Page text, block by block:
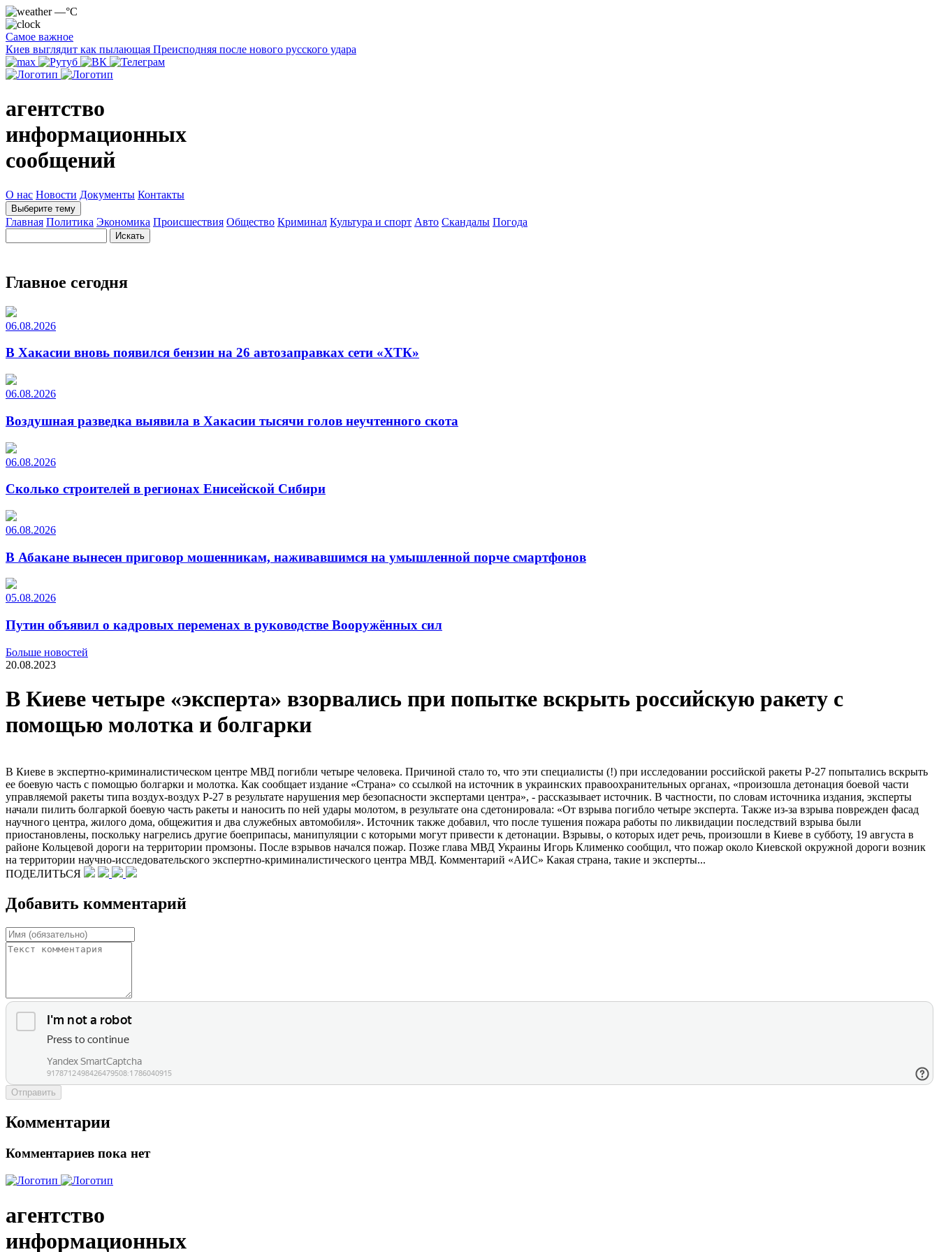
—°C
Самое важное
Киев выглядит как пылающая Преисподняя после нового русского удара
агентство
информационных
сообщений
О нас Новости Документы Контакты
Выберите тему
Главная Политика Экономика Происшествия Общество Криминал Культура и спорт Авто Скандалы Погода
Главное сегодня
06.08.2026
В Хакасии вновь появился бензин на 26 автозаправках сети «ХТК»
06.08.2026
Воздушная разведка выявила в Хакасии тысячи голов неучтенного скота
06.08.2026
Сколько строителей в регионах Енисейской Сибири
06.08.2026
В Абакане вынесен приговор мошенникам, наживавшимся на умышленной порче смартфонов
05.08.2026
Путин объявил о кадровых переменах в руководстве Вооружённых сил
Больше новостей
20.08.2023
В Киеве четыре «эксперта» взорвались при попытке вскрыть российскую ракету с
помощью молотка и болгарки
В Киеве в экспертно-​криминалистическом центре МВД погибли четыре человека. Причиной стало то, что эти специалисты (!) при исследовании российской ракеты Р-27 попытались вскрыть
ее боевую часть с помощью болгарки и молотка. Как сообщает издание «Страна» со ссылкой на источник в украинских правоохранительных органах, «произошла детонация боевой части
управляемой ракеты типа воздух-​воздух Р-27 в результате нарушения мер безопасности экспертами центра», - рассказывает источник. В частности, по словам источника издания, эксперты
начали пилить болгаркой боевую часть ракеты и наносить по ней удары молотом, в результате она сдетонировала: «От взрыва погибло четыре эксперта. Также из-за взрыва поврежден фасад
научного центра, жилого дома, общежития и два служебных автомобиля». Источник также добавил, что после тушения пожара работы по ликвидации последствий взрыва были
приостановлены, поскольку нагрелись другие боеприпасы, манипуляции с которыми могут привести к детонации. Взрывы, о которых идет речь, произошли в Киеве в субботу, 19 августа в
районе Кольцевой дороги на территории промзоны. После взрывов начался пожар. Позже глава МВД Украины Игорь Клименко сообщил, что пожар около Киевской окружной дороги возник
на территории научно-​исследовательского экспертно-​криминалистического центра МВД. Комментарий «АИС» Какая страна, такие и эксперты...
ПОДЕЛИТЬСЯ
Добавить комментарий
Отправить
Комментарии
Комментариев пока нет
агентство
информационных